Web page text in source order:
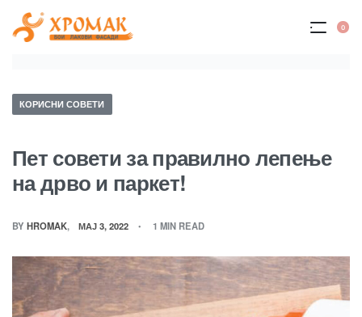
0
Posted
КОРИСНИ СОВЕТИ
Пет совети за правилно лепење
на дрво и паркет!
BY HROMAK МАЈ 3, 2022 1 MIN READ